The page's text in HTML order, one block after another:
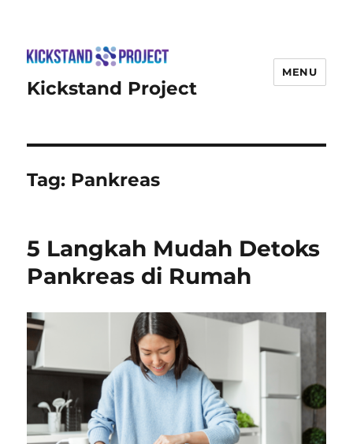
Kickstand Project
MENU
Tag: Pankreas
5 Langkah Mudah Detoks
Pankreas di Rumah